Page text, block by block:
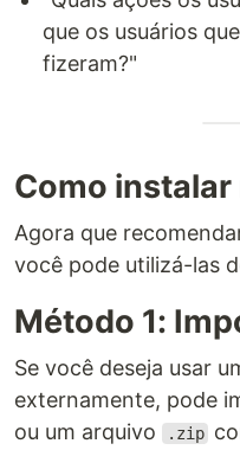
que os usuários
fizeram?"
Como instalar
Agora que
você pode utilizá-las
Método 1:
Se você deseja usar
externamente, pode
ou um arquivo .zip